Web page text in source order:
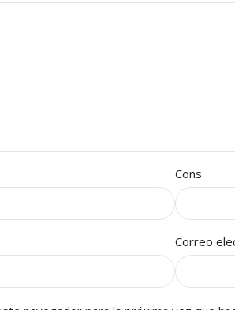
Cons
Correo